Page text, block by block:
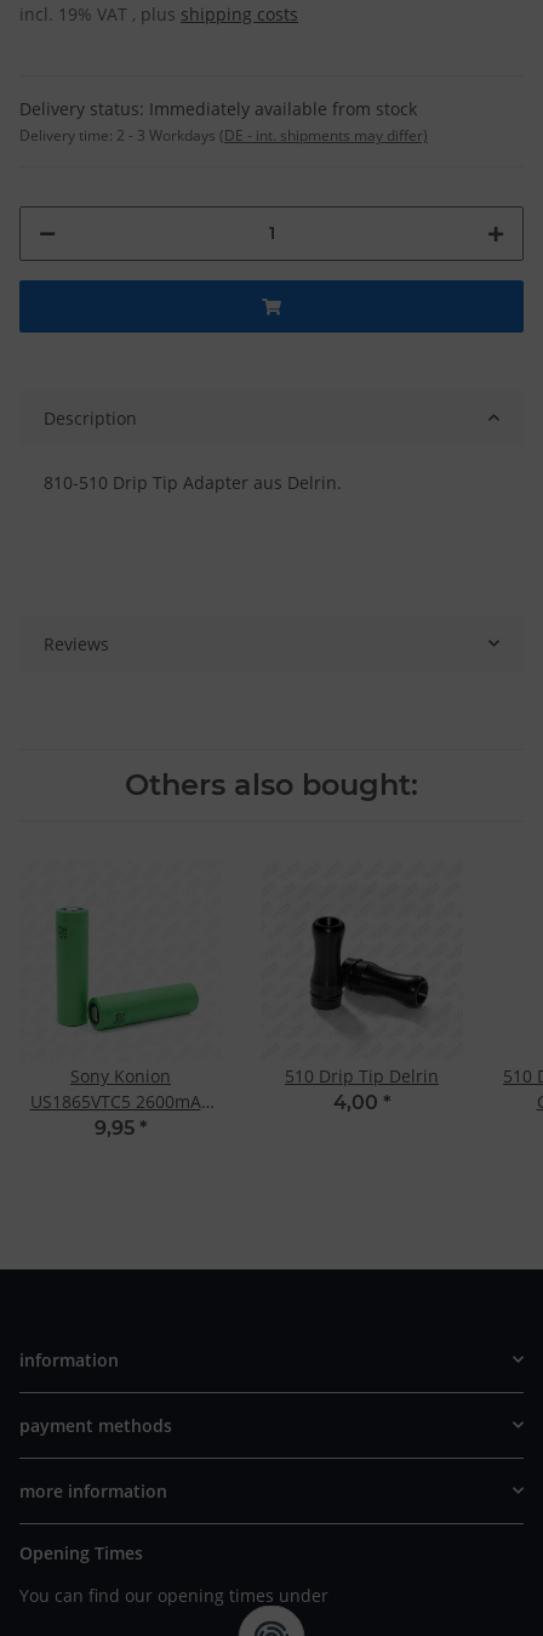
incl. 19% VAT , plus shipping costs
Delivery status: Immediately available from stock
Delivery time: 2 - 3 Workdays (DE - int. shipments may differ)
Description
810-510 Drip Tip Adapter aus Delrin.
Reviews
Others also bought:
Sony Konion
US1865VTC5 2600mAh
3.6-3,7V
9,95 *
510 Drip Tip Delrin
4,00 *
510
information
payment methods
more information
Opening Times
You can find our opening times under